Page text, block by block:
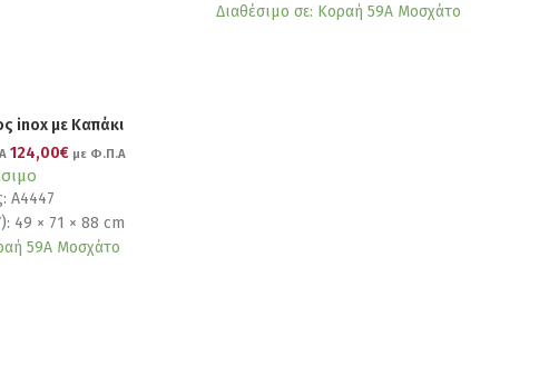
Διαθέσιμο σε: Κοραή 59Α Μοσχάτο
inox με Καπάκι
124,00€ με Φ.Π.Α
Α4447
49 × 71 × 88 cm
59Α Μοσχάτο